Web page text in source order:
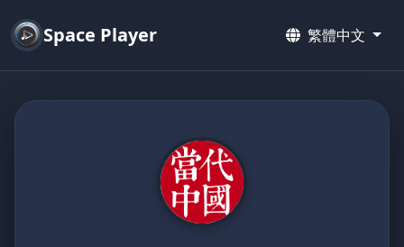
Space Player 繁體中文